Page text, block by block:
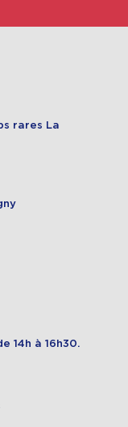
rares La
14h à 16h30.